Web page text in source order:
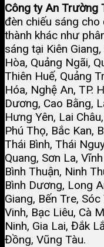
Công ty An Trường
đèn chiếu sáng
thành khác như
sáng tại Kiên Giang,
Hòa, Quảng Ngãi,
Thiên Huế, Quảng
Hóa, Nghệ An, TP.
Dương, Cao Bằng,
Hưng Yên, Lai
Phú Thọ, Bắc Kan,
Thái Bình, Thái
Quang, Sơn La,
Bình Thuận, Ninh
Bình Dương, Long
Giang, Bến Tre,
Vinh, Bạc Liêu, Cà
Ninh, Gia Lai, Đắk
Đồng, Vũng Tàu.